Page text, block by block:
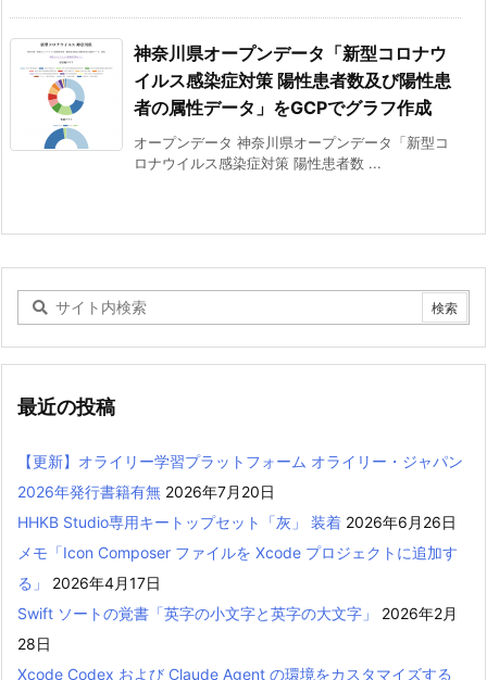
神奈川県オープンデータ「新型コロナウ
イルス感染症対策 陽性患者数及び陽性患
者の属性データ」をGCPでグラフ作成
オープンデータ 神奈川県オープンデータ「新型コ
ロナウイルス感染症対策 陽性患者数 ...
最近の投稿
【更新】オライリー学習プラットフォーム オライリー・ジャパン
2026年発行書籍有無 2026年7月20日
HHKB Studio専用キートップセット「灰」 装着 2026年6月26日
メモ「Icon Composer ファイルを Xcode プロジェクトに追加す
る」
2026年4月17日
Swift ソートの覚書「英字の小文字と英字の大文字」
2026年2月
28日
Xcode Codex および Claude Agent の環境をカスタマイズする